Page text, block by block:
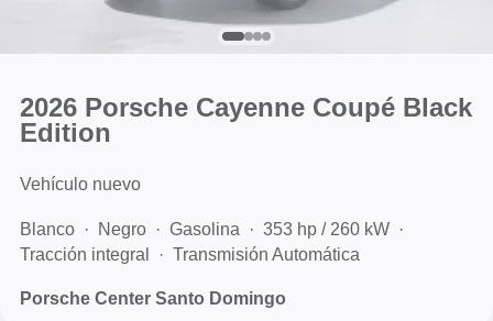
2026 Porsche Cayenne Coupé Black
Edition
Vehículo nuevo
Blanco Negro Gasolina
353 hp / 260 kW
Tracción integral
Transmisión Automática
Porsche Center Santo Domingo